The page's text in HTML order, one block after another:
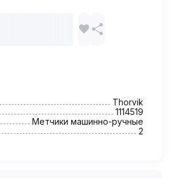
Thorvik
1114519
Метчики машинно-ручные
2